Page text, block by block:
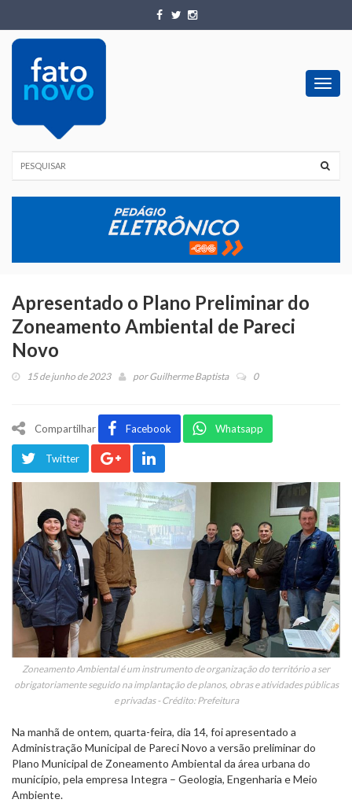
Apresentado o Plano Preliminar do
Zoneamento Ambiental de Pareci
Novo
15 de junho de 2023 porGuilherme Baptista 0
Compartilhar Facebook Whatsapp
Twitter
Zoneamento Ambiental é um instrumento de organização do território a ser
obrigatoriamente seguido na implantação de planos, obras e atividades públicas
e privadas - Crédito: Prefeitura
Na manhã de ontem, quarta-feira, dia 14, foi apresentado a
Administração Municipal de Pareci Novo a versão preliminar do
Plano Municipal de Zoneamento Ambiental da área urbana do
município, pela empresa Integra – Geologia, Engenharia e Meio
Ambiente.